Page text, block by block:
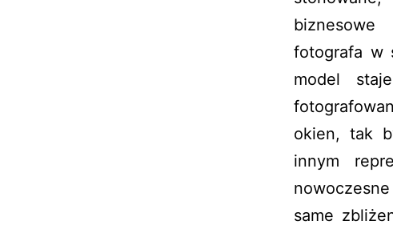
fotografa w
model
okien, tak
innym
same